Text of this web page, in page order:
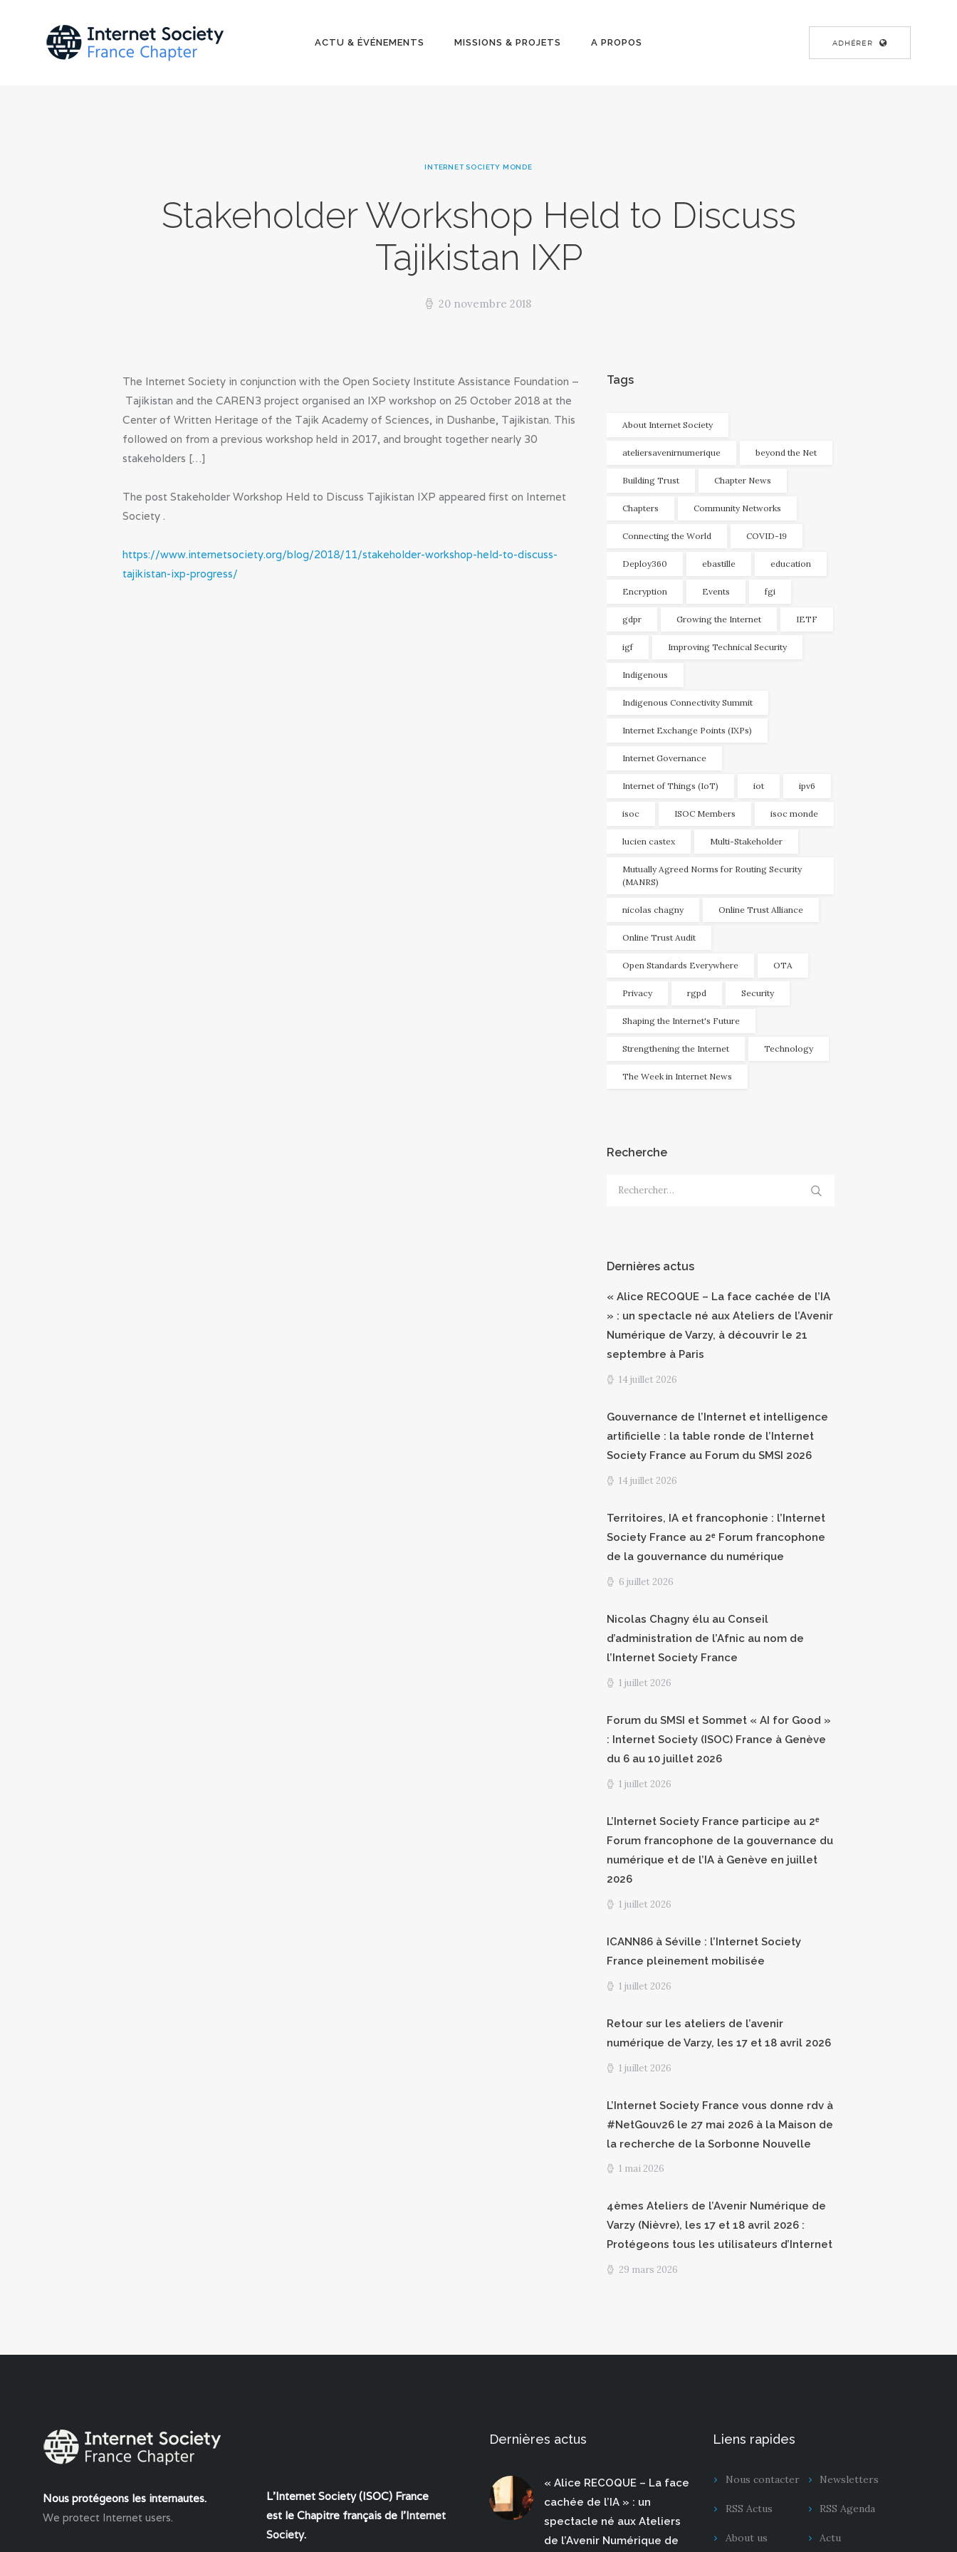
ACTU & ÉVÉNEMENTS MISSIONS & PROJETS A PROPOS ADHÉRER
INTERNET SOCIETY MONDE
Stakeholder Workshop Held to Discuss
Tajikistan IXP
20 novembre 2018
ÉVÉNEMENT
The Internet Society in conjunction with the Open Society Institute Assistance Foundation –
Tajikistan and the CAREN3 project organised an IXP workshop on 25 October 2018 at the
Center of Written Heritage of the Tajik Academy of Sciences, in Dushanbe, Tajikistan. This
followed on from a previous workshop held in 2017, and brought together nearly 30
stakeholders […]
The post Stakeholder Workshop Held to Discuss Tajikistan IXP appeared first on Internet
Society .
https://www.internetsociety.org/blog/2018/11/stakeholder-workshop-held-to-discuss-
tajikistan-ixp-progress/
Tags
About Internet Society
ateliersavenirnumerique beyond the Net
Building Trust Chapter News
Chapters Community Networks
Connecting the World COVID-19
Deploy360 ebastille education
Encryption Events fgi
gdpr Growing the Internet IETF
igf Improving Technical Security
Indigenous
Indigenous Connectivity Summit
Internet Exchange Points (IXPs)
Internet Governance
Internet of Things (IoT) iot ipv6
isoc ISOC Members isoc monde
lucien castex Multi-Stakeholder
Mutually Agreed Norms for Routing Security
(MANRS)
nicolas chagny Online Trust Alliance
Online Trust Audit
Open Standards Everywhere OTA
Privacy rgpd Security
Shaping the Internet's Future
Strengthening the Internet Technology
The Week in Internet News
Recherche
Rechercher :
Dernières actus
« Alice RECOQUE – La face cachée de l’IA
» : un spectacle né aux Ateliers de l’Avenir
Numérique de Varzy, à découvrir le 21
septembre à Paris
14 juillet 2026
Gouvernance de l’Internet et intelligence
artificielle : la table ronde de l’Internet
Society France au Forum du SMSI 2026
14 juillet 2026
Territoires, IA et francophonie : l’Internet
Society France au 2ᵉ Forum francophone
de la gouvernance du numérique
6 juillet 2026
Nicolas Chagny élu au Conseil
d’administration de l’Afnic au nom de
l’Internet Society France
1 juillet 2026
Forum du SMSI et Sommet « AI for Good »
: Internet Society (ISOC) France à Genève
du 6 au 10 juillet 2026
1 juillet 2026
L’Internet Society France participe au 2ᵉ
Forum francophone de la gouvernance du
numérique et de l’IA à Genève en juillet
2026
1 juillet 2026
ICANN86 à Séville : l’Internet Society
France pleinement mobilisée
1 juillet 2026
Retour sur les ateliers de l’avenir
numérique de Varzy, les 17 et 18 avril 2026
1 juillet 2026
L’Internet Society France vous donne rdv à
#NetGouv26 le 27 mai 2026 à la Maison de
la recherche de la Sorbonne Nouvelle
1 mai 2026
4èmes Ateliers de l’Avenir Numérique de
Varzy (Nièvre), les 17 et 18 avril 2026 :
Protégeons tous les utilisateurs d’Internet
29 mars 2026
Nous protégeons les internautes.
We protect Internet users.
L'Internet Society (ISOC) France
est le Chapitre français de l'Internet
Society.
Dernières actus
« Alice RECOQUE – La face
cachée de l’IA » : un
spectacle né aux Ateliers
de l’Avenir Numérique de
Liens rapides
Nous contacter Newsletters
RSS Actus RSS Agenda
About us Actu